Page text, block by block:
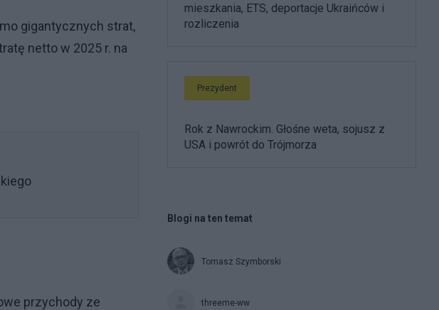
gigantycznych strat,
netto w 2025 r. na
przychody ze
mieszkania, ETS, deportacje Ukraińców i
rozliczenia
Prezydent
Rok z Nawrockim. Głośne weta, sojusz z
USA i powrót do Trójmorza
Blogi na ten temat
Tomasz Szymborski
threeme-ww